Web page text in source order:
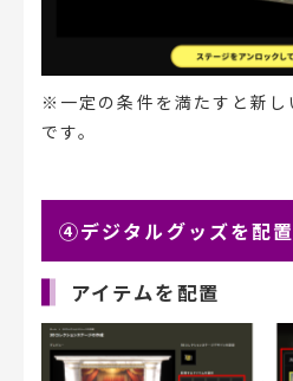
※一定の条件を満たすと新し
です。
④デジタルグッズを配置
アイテムを配置